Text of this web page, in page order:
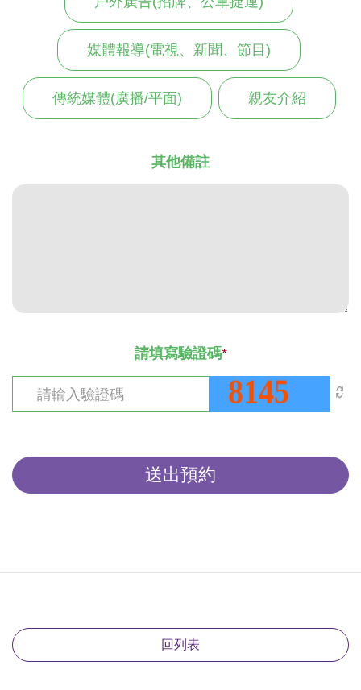
媒體報導(電視、新聞、節目)
傳統媒體(廣播/平面) 親友介紹
其他備註
請填寫驗證碼*
送出預約
回列表